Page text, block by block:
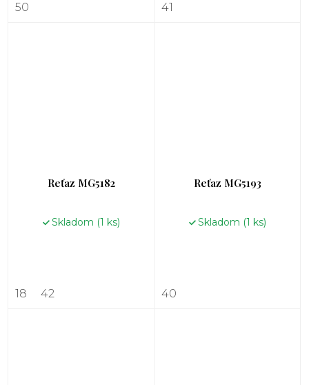
50 41
Reťaz MG5182
Skladom (1 ks)
18 42
Reťaz MG5193
Skladom (1 ks)
40